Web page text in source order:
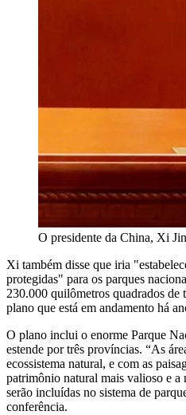
O presidente da China, Xi
Xi também disse que iria
protegidas" para os parques
230.000 quilômetros quadrados de
plano que está em andamento há
O plano inclui o enorme Parque
estende por três províncias. “As
ecossistema natural, e com as
patrimônio natural mais valioso e a
serão incluídas no sistema de
conferência.